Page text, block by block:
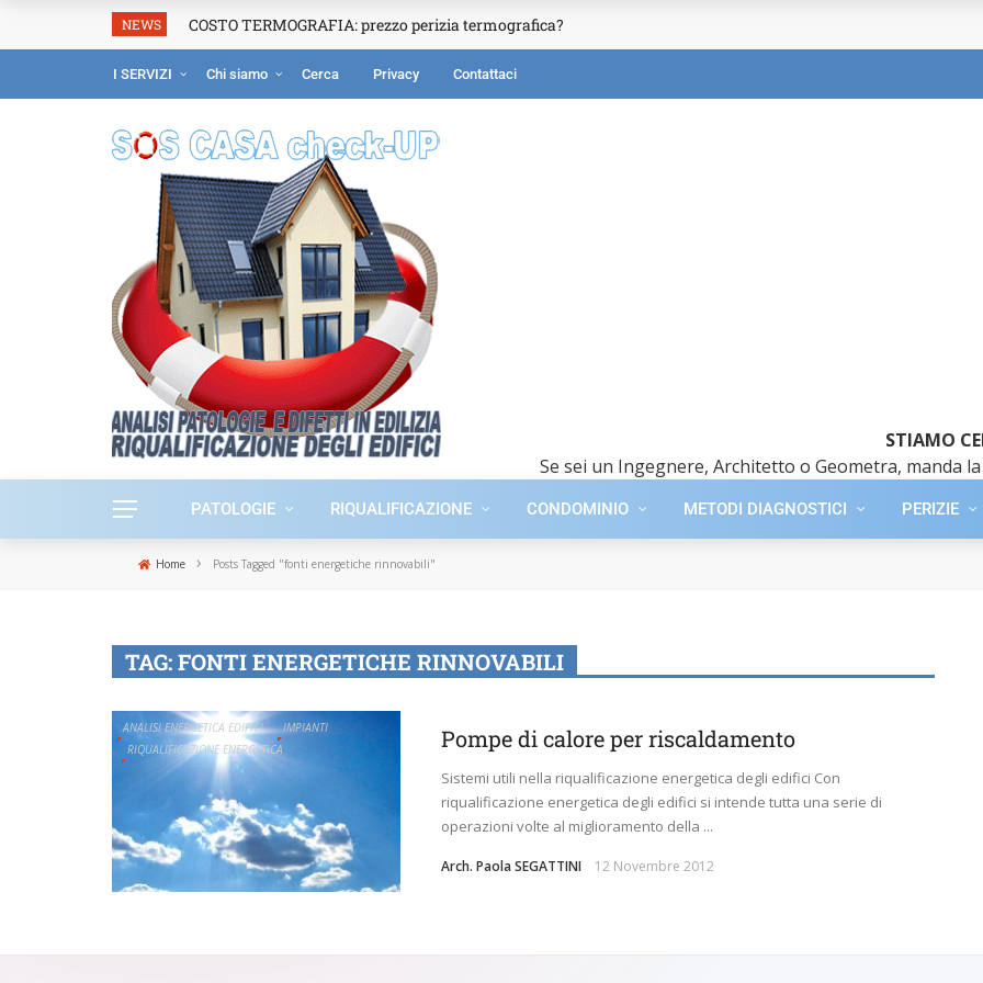
NEWS COSTO TERMOGRAFIA: prezzo perizia termografica?
I SERVIZI Chi siamo Cerca Privacy Contattaci
STIAMO
Se sei un Ingegnere, Architetto o Geometra, manda
PATOLOGIE RIQUALIFICAZIONE CONDOMINIO METODI DIAGNOSTICI PERIZIE
Home › Posts Tagged "fonti energetiche rinnovabili"
TAG:FONTI ENERGETICHE RINNOVABILI
ANALISI ENERGETICA EDIFICI
IMPIANTI
RIQUALIFICAZIONE ENERGETICA
Pompe di calore per riscaldamento
Sistemi utili nella riqualificazione energetica degli edifici Con
riqualificazione energetica degli edifici si intende tutta una serie di
operazioni volte al miglioramento della ...
Arch. Paola SEGATTINI 12 Novembre 2012